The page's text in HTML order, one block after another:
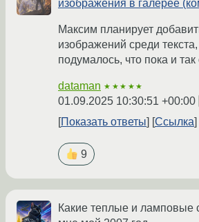
изображения в галерее
Максим планирует
изображений среди
подумалось, что пока и так
dataman ★★★★★
01.09.2025 10:30:51 +00:00
Показать ответы Ссылка
9
Какие теплые и ламповые